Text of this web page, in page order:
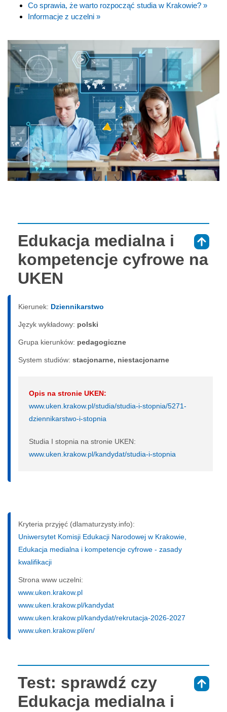
Co sprawia, że warto rozpocząć studia w Krakowie? »
Informacje z uczelni »
Edukacja medialna i
kompetencje cyfrowe na
UKEN
Kierunek: Dziennikarstwo
Język wykładowy: polski
Grupa kierunków: pedagogiczne
System studiów: sta­cjo­nar­ne, nie­sta­cjo­nar­ne
Opis na stronie UKEN:
www.uken.krakow.pl/studia/studia-i-stopnia/5271-
dziennikarstwo-i-stopnia
Studia I stopnia na stronie UKEN:
www.uken.krakow.pl/kandydat/studia-i-stopnia
Kryteria przyjęć (dlamaturzysty.info):
Uniwersytet Komisji Edukacji Narodowej w Krakowie,
Edukacja medialna i kompetencje cyfrowe - zasady
kwalifikacji
Strona www uczelni:
www.uken.krakow.pl
www.uken.krakow.pl/kandydat
www.uken.krakow.pl/kandydat/rekrutacja-2026-2027
www.uken.krakow.pl/en/
Test: sprawdź czy
Edukacja medialna i